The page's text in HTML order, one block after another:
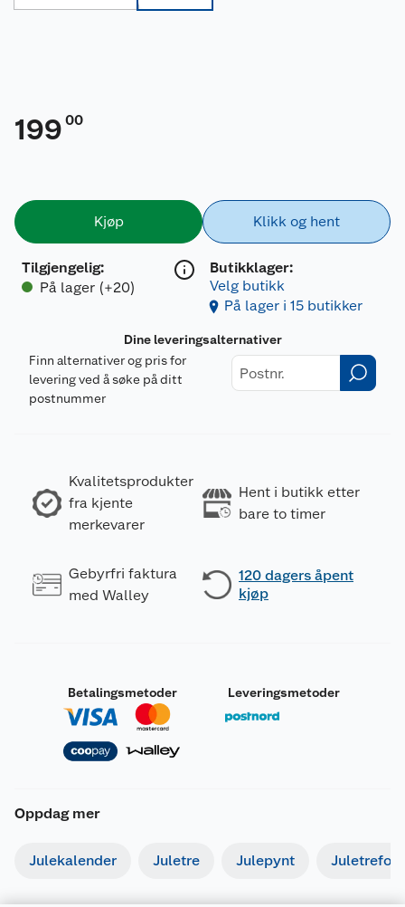
199 00
Kjøp
Tilgjengelig:
På lager (+20)
Klikk og hent
Butikklager:
Velg butikk
På lager i 15 butikker
Dine leveringsalternativer
Finn alternativer og pris for
levering ved å søke på ditt
postnummer
Kvalitetsprodukter
fra kjente
merkevarer
Hent i butikk etter
bare to timer
Gebyrfri faktura
med Walley
120 dagers åpent
kjøp
Betalingsmetoder Leveringsmetoder
Oppdag mer
Julekalender Juletre Julepynt Juletrefot